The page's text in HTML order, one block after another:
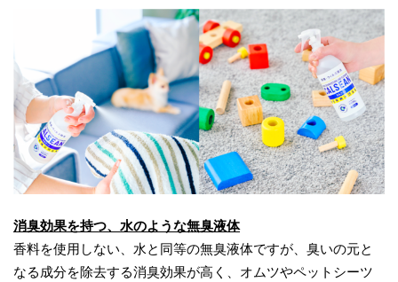
消臭効果を持つ、水のような無臭液体
香料を使用しない、水と同等の無臭液体ですが、臭いの元と
なる成分を除去する消臭効果が高く、オムツやペットシーツ